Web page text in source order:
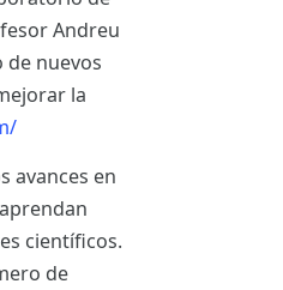
Andreu
de nuevos
la
avances en
científicos.
de